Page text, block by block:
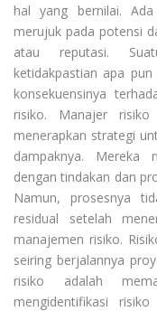
hal yang bernilai.
merujuk pada potensi
atau reputasi.
ketidakpastian apa
konsekuensinya
risiko. Manajer risiko
menerapkan strategi
dampaknya. Mereka
dengan tindakan dan
Namun, prosesnya
residual setelah
manajemen risiko.
seiring berjalannya
risiko adalah
mengidentifikasi